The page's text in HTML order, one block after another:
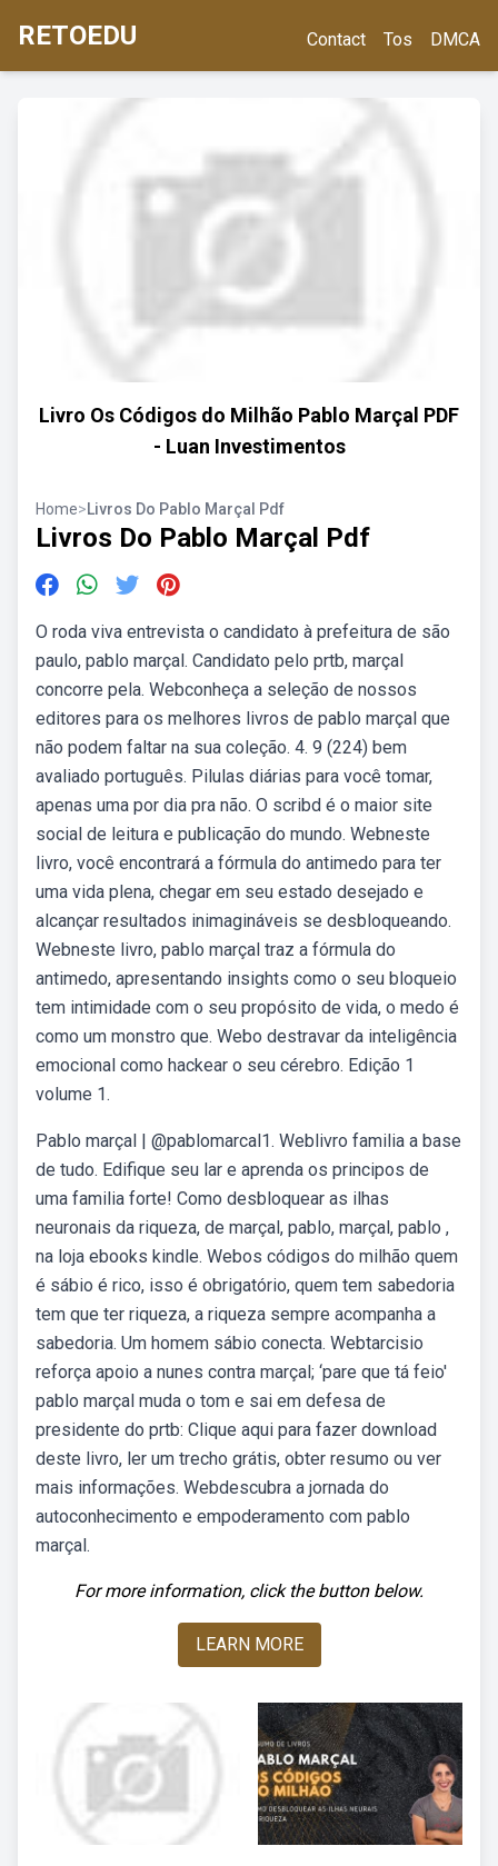
RETOEDU Contact Tos DMCA
Livro Os Códigos do Milhão Pablo Marçal PDF
- Luan Investimentos
Home>Livros Do Pablo Marçal Pdf
Livros Do Pablo Marçal Pdf
O roda viva entrevista o candidato à prefeitura de são
paulo, pablo marçal. Candidato pelo prtb, marçal
concorre pela. Webconheça a seleção de nossos
editores para os melhores livros de pablo marçal que
não podem faltar na sua coleção. 4. 9 (224) bem
avaliado português. Pilulas diárias para você tomar,
apenas uma por dia pra não. O scribd é o maior site
social de leitura e publicação do mundo. Webneste
livro, você encontrará a fórmula do antimedo para ter
uma vida plena, chegar em seu estado desejado e
alcançar resultados inimagináveis se desbloqueando.
Webneste livro, pablo marçal traz a fórmula do
antimedo, apresentando insights como o seu bloqueio
tem intimidade com o seu propósito de vida, o medo é
como um monstro que. Webo destravar da inteligência
emocional como hackear o seu cérebro. Edição 1
volume 1.
Pablo marçal | @pablomarcal1. Weblivro familia a base
de tudo. Edifique seu lar e aprenda os principos de
uma familia forte! Como desbloquear as ilhas
neuronais da riqueza, de marçal, pablo, marçal, pablo ,
na loja ebooks kindle. Webos códigos do milhão quem
é sábio é rico, isso é obrigatório, quem tem sabedoria
tem que ter riqueza, a riqueza sempre acompanha a
sabedoria. Um homem sábio conecta. Webtarcisio
reforça apoio a nunes contra marçal; ‘pare que tá feio'
pablo marçal muda o tom e sai em defesa de
presidente do prtb: Clique aqui para fazer download
deste livro, ler um trecho grátis, obter resumo ou ver
mais informações. Webdescubra a jornada do
autoconhecimento e empoderamento com pablo
marçal.
For more information, click the button below.
LEARN MORE